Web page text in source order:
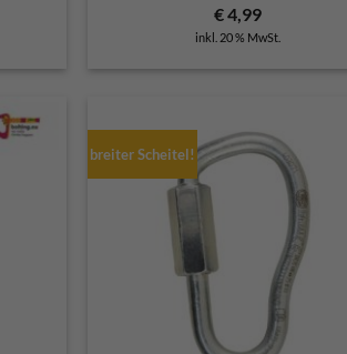
€4,99
inkl. 20 % MwSt.
breiter Scheitel!